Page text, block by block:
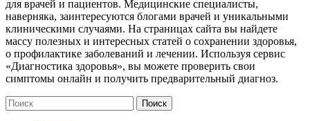
для врачей и пациентов. Медицинские специалисты,
наверняка, заинтересуются блогами врачей и уникальными
клиническими случаями. На страницах сайта вы найдете
массу полезных и интересных статей о сохранении здоровья,
о профилактике заболеваний и лечении. Используя сервис
«Диагностика здоровья», вы можете проверить свои
симптомы онлайн и получить предварительный диагноз.